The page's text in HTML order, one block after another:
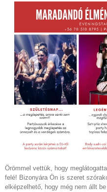
Örömmel vettük, hogy
felé! Bizonyára Ön is szeret
elképzelhető, hogy még nem állt